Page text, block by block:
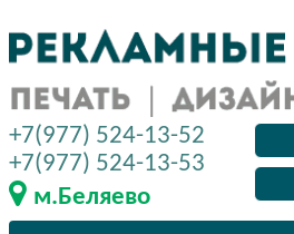
+7(977) 524-13-52
+7(977) 524-13-53
м.Беляево